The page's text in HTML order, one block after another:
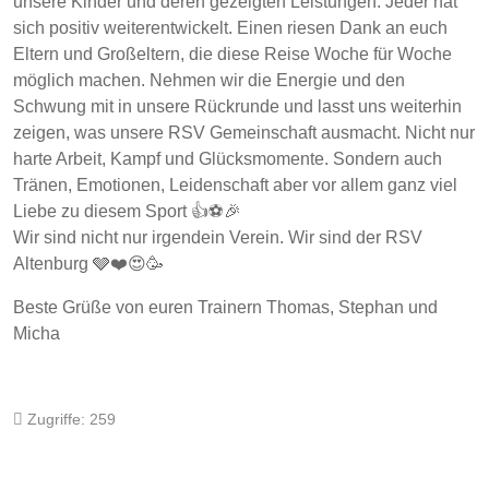
sich positiv weiterentwickelt. Einen riesen Dank an euch
Eltern und Großeltern, die diese Reise Woche für Woche
möglich machen. Nehmen wir die Energie und den
Schwung mit in unsere Rückrunde und lasst uns weiterhin
zeigen, was unsere RSV Gemeinschaft ausmacht. Nicht nur
harte Arbeit, Kampf und Glücksmomente. Sondern auch
Tränen, Emotionen, Leidenschaft aber vor allem ganz viel
Liebe zu diesem Sport 👍⚽️🎉
Wir sind nicht nur irgendein Verein. Wir sind der RSV
Altenburg 🩶❤️😍🥳
Beste Grüße von euren Trainern Thomas, Stephan und
Micha
Zugriffe: 259